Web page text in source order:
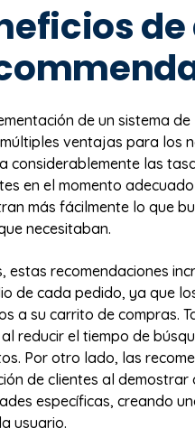
de un sistema de
ventajas para los
considerablemente las
en el momento
más fácilmente lo que
necesitaban.
estas recomendaciones
de cada pedido, ya que
a su carrito de compras.
reducir el tiempo de
Por otro lado, las
de clientes al demostrar
específicas, creando
usuario.